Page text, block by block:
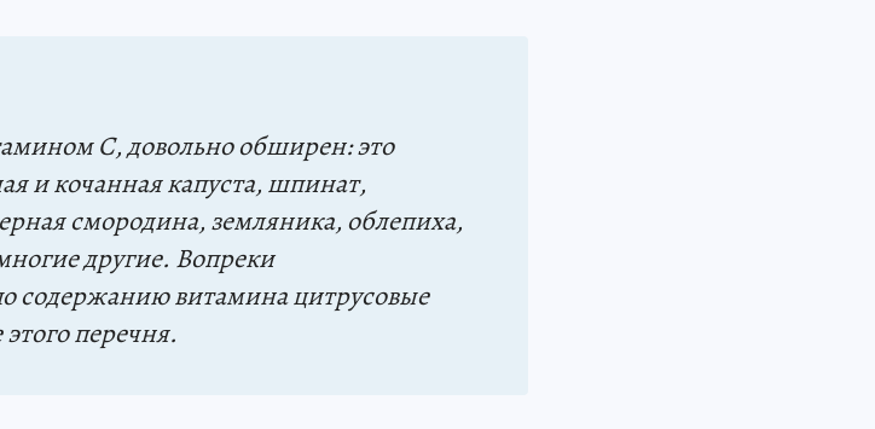
C, довольно обширен: это
и кочанная капуста, шпинат,
смородина, земляника, облепиха,
другие. Вопреки
содержанию витамина цитрусовые
перечня.